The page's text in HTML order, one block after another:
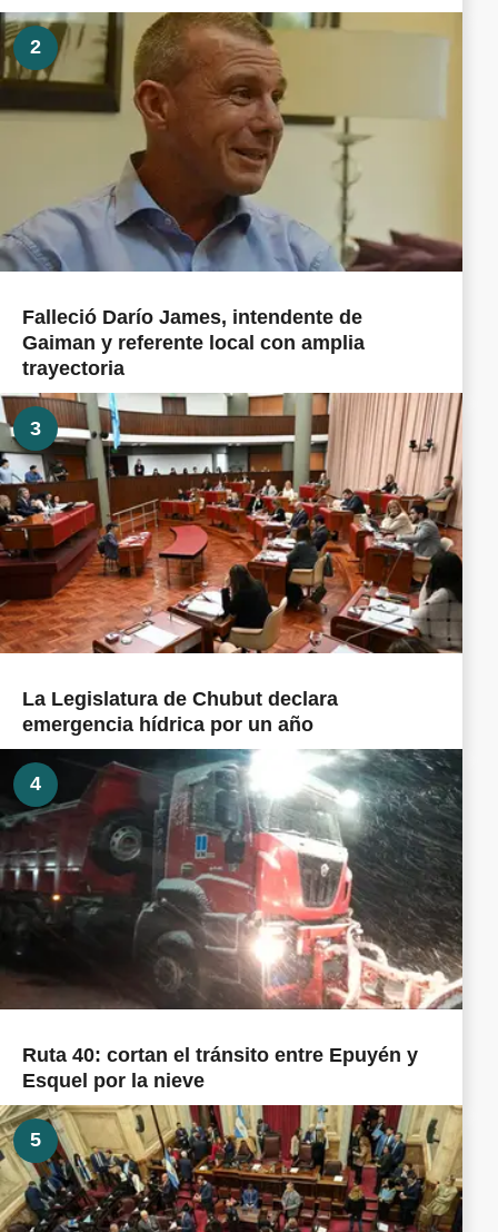
2
Falleció Darío James, intendente de
Gaiman y referente local con amplia
trayectoria
3
La Legislatura de Chubut declara
emergencia hídrica por un año
4
Ruta 40: cortan el tránsito entre Epuyén y
Esquel por la nieve
5